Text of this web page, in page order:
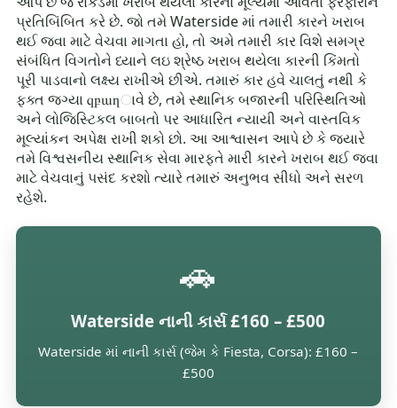
પ્રતિબિંબિત કરે છે. જો તમે Waterside માં તમારી કારને ખરાબ
થઈ જવા માટે વેચવા માગતા હો, તો અમે તમારી કાર વિશે સમગ્ર
સંબંધિત વિગતોને ધ્યાને લઇ શ્રેષ્ઠ ખરાબ થયેલા કારની કિંમતો
પૂરી પાડવાનો લક્ષ્ય રાખીએ છીએ. તમારું કાર હવે ચાલતું નથી કે
ફક્ત જગ્યા զբաղાવે છે, તમે સ્થાનિક બજારની પરિસ્થિતિઓ
અને લોજિસ્ટિકલ બાબતો પર આધારિત ન્યાયી અને વાસ્તવિક
મૂલ્યાંકન અપેક્ષ રાખી શકો છો. આ આશ્વાસન આપે છે કે જ્યારે
તમે વિશ્વસનીય સ્થાનિક સેવા મારફતે મારી કારને ખરાબ થઈ જવા
માટે વેચવાનું પસંદ કરશો ત્યારે તમારું અનુભવ સીધો અને સરળ
રહેશે.
🚗
Waterside નાની કાર્સ £160 – £500
Waterside માં નાની કાર્સ (જેમ કે Fiesta, Corsa): £160 –
£500